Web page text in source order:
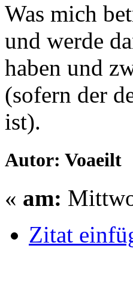
Was mich
und werde
haben und
(sofern der
ist).
Autor: Voaeilt
« am:
Zitat